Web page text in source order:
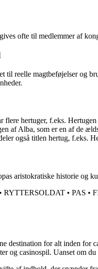
ofte til medlemmer af
til reelle magtbeføjelser og
flere hertuger, f.eks.
af Alba, som er en af de
også titlen hertug, f.eks.
aristokratiske historie og
• RYTTERSOLDAT • PAS •
destination for alt inden for
og casinospil. Uanset om